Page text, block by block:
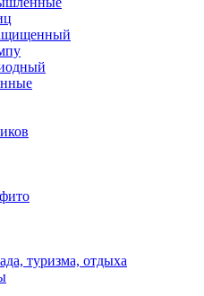
туризма, отдыха